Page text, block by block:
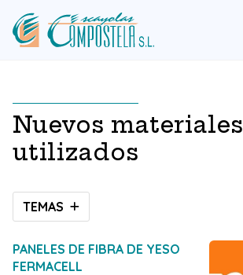
Nuevos materiales
utilizados
TEMAS
PANELES DE FIBRA DE YESO
FERMACELL